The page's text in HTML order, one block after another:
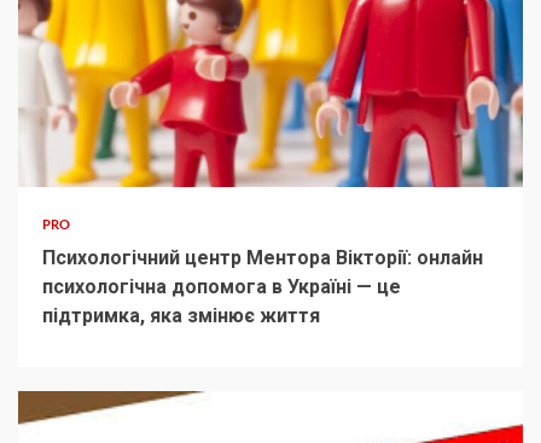
PRO
Психологічний центр Ментора Вікторії: онлайн
психологічна допомога в Україні — це
підтримка, яка змінює життя